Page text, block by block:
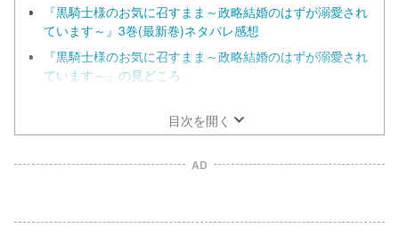
『黒騎士様のお気に召すまま～政略結婚のはずが溺愛され
ています～』3巻(最新巻)ネタバレ感想
『黒騎士様のお気に召すまま～政略結婚のはずが溺愛され
ています～』の見どころ
されています～』を今すぐ無料で読む方法の調査結果！
目次を開く
AD